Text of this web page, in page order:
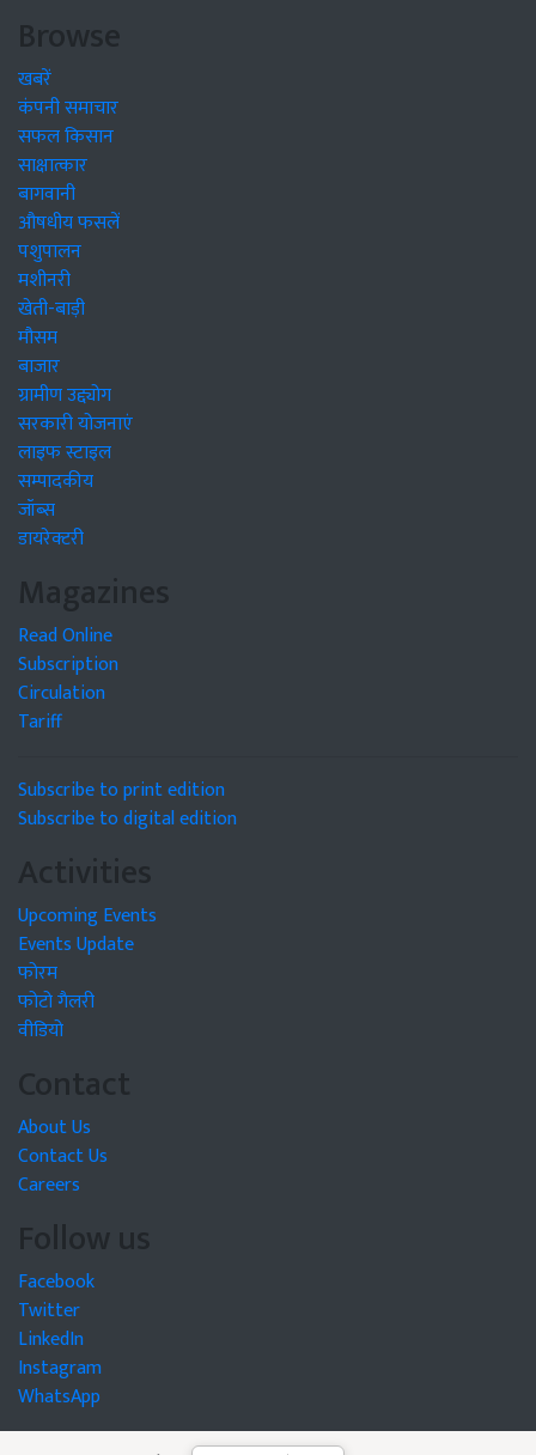
Browse
खबरें
कंपनी समाचार
सफल किसान
साक्षात्कार
बागवानी
औषधीय फसलें
पशुपालन
मशीनरी
खेती-बाड़ी
मौसम
बाजार
ग्रामीण उद्द्योग
सरकारी योजनाएं
लाइफ स्टाइल
सम्पादकीय
जॉब्स
डायरेक्टरी
Magazines
Read Online
Subscription
Circulation
Tariff
Subscribe to print edition
Subscribe to digital edition
Activities
Upcoming Events
Events Update
फोरम
फोटो गैलरी
वीडियो
Contact
About Us
Contact Us
Careers
Follow us
Facebook
Twitter
LinkedIn
Instagram
WhatsApp